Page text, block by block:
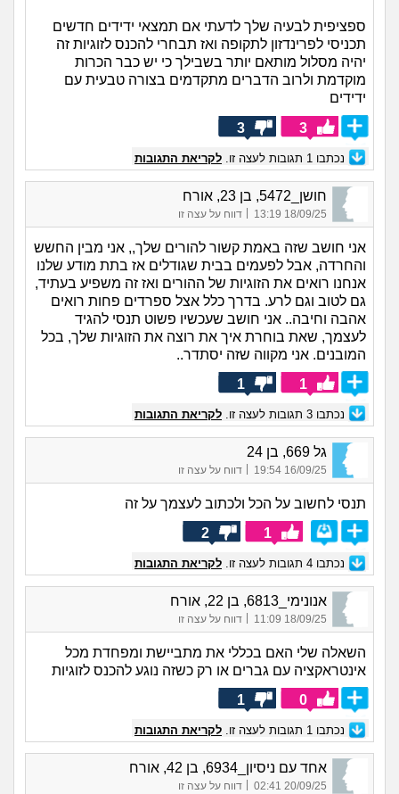
ספציפית לבעיה שלך לדעתי אם תמצאי ידידים חדשים
תכניסי לפרינדזון לתקופה ואז תבחרי להכנס לזוגיות זה
יהיה מסלול מותאם יותר בשבילך כי יש כבר הכרות
מוקדמת ולרוב הדברים מתקדמים בצורה טבעית עם
ידידים
3
3
נכתבו 1 תגובות לעצה זו. לקריאת התגובות
חושן_5472, בן 23, אורח
18/09/25 13:19
| דווח על עצה זו
אני חושב שזה באמת קשור להורים שלך,, אני מבין החשש
והחרדה, אבל לפעמים בבית שגודלים אז בתת מודע שלנו
אנחנו רואים את הזוגיות של ההורים ואז זה משפיע בעתיד,
גם לטוב וגם לרע. בדרך כלל אצל ספרדים פחות רואים
אהבה וחיבה.. אני חושב שעכשיו פשוט תנסי להגיד
לעצמך, שאת בוחרת איך את רוצה את הזוגיות שלך, בכל
המובנים. אני מקווה שזה יסתדר..
1
1
נכתבו 3 תגובות לעצה זו. לקריאת התגובות
גל 669, בן 24
16/09/25 19:54
| דווח על עצה זו
תנסי לחשוב על הכל ולכתוב לעצמך על זה
1
2
נכתבו 4 תגובות לעצה זו. לקריאת התגובות
אנונימי_6813, בן 22, אורח
18/09/25 11:09 דווח על עצה זו
השאלה שלי האם בכללי את מתביישת ומפחדת מכל
אינטראקציה עם גברים או רק כשזה נוגע להכנס לזוגיות
0
1
נכתבו 1 תגובות לעצה זו. לקריאת התגובות
אחד עם ניסיון_6934, בן 42, אורח
20/09/25 02:41 דווח על עצה זו